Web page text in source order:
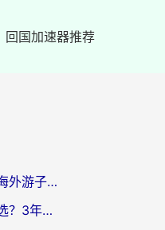
回国加速器推荐
一键回国免费加速器，海外游子的数字归乡路
海外转国内加速器怎么选？3年海外党亲测指南，无缝刷剧玩游戏不再难